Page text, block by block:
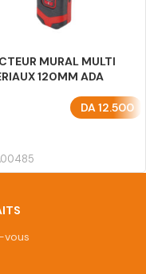
MURAL MULTI
120MM ADA
DA12.500
vous